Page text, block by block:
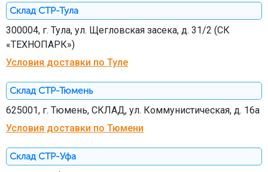
Склад СТР-Тула
300004, г. Тула, ул. Щегловская засека, д. 31/2 (СК
«ТЕХНОПАРК»)
Условия доставки по Туле
Склад СТР-Тюмень
625001, г. Тюмень, СКЛАД, ул. Коммунистическая, д. 16а
Условия доставки по Тюмени
Склад СТР-Уфа